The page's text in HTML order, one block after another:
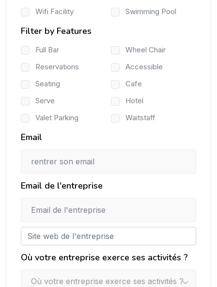
Wifi Facility
Swimming Pool
Filter by Features
Full Bar
Wheel Chair
Reservations
Accessible
Seating
Cafe
Serve
Hotel
Valet Parking
Waitstaff
Email
Email de l'entreprise
Où votre entreprise exerce ses activités ?
Où votre entreprise exerce ses activités ?